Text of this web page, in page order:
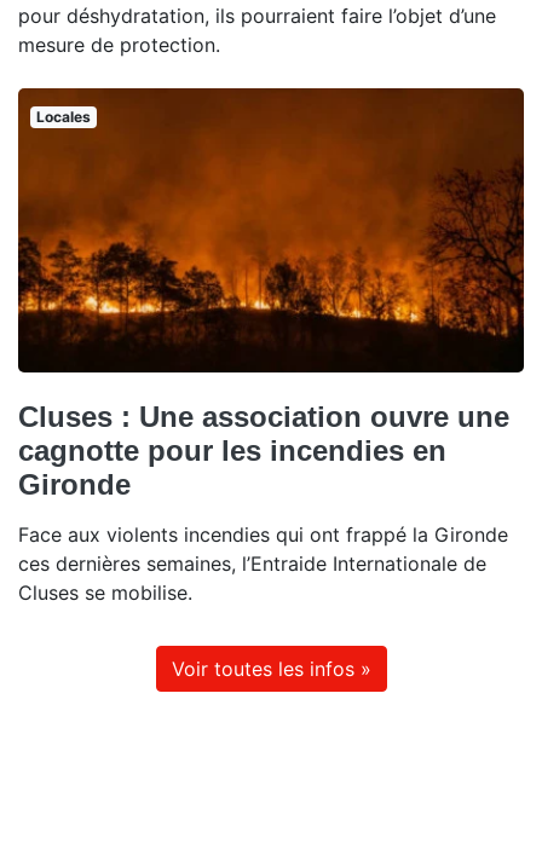
pour déshydratation, ils pourraient faire l’objet d’une
mesure de protection.
Locales
Cluses : Une association ouvre une
cagnotte pour les incendies en
Gironde
Face aux violents incendies qui ont frappé la Gironde
ces dernières semaines, l’Entraide Internationale de
Cluses se mobilise.
Voir toutes les infos »